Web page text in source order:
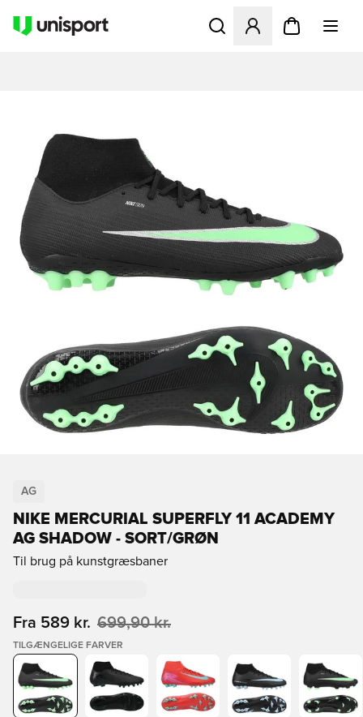
Åbner en Modal til at
AG
NIKE MERCURIAL SUPERFLY 11 ACADEMY
AG SHADOW - SORT/GRØN
Til brug på kunstgræsbaner
Fra 589 kr. 699,90 kr.
TILGÆNGELIGE FARVER